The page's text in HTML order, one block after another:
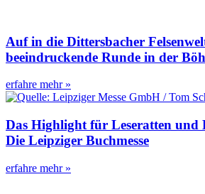
Auf in die Dittersbacher
beeindruckende Runde in der
erfahre mehr »
Das Highlight für Leseratten
Die Leipziger Buchmesse
erfahre mehr »